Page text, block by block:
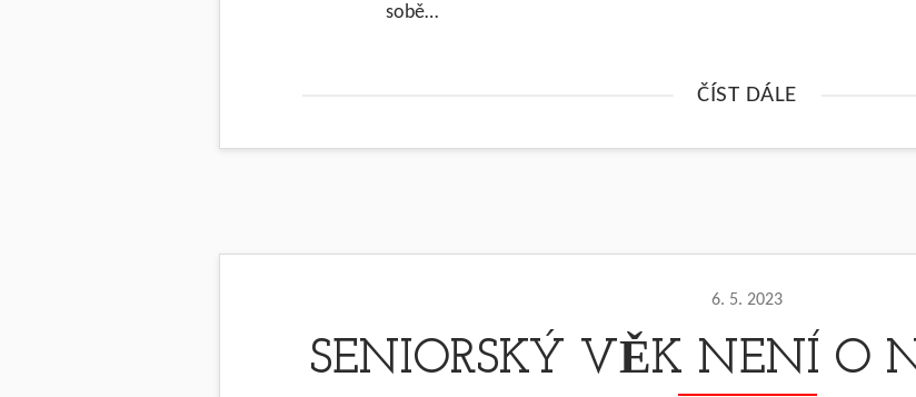
sobě…
ČÍST DÁLE
6. 5. 2023
SENIORSKÝ VĚK NENÍ O